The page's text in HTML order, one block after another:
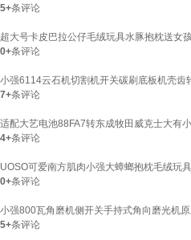
5+条评论
超大号卡皮巴拉公仔毛绒玩具水豚抱枕送女
0+条评论
小强6114云石机切割机开关碳刷底板机壳齿
7+条评论
适配大艺电池88FA7转东成牧田威克士大有
4+条评论
UOSO可爱南方肌肉小强大蟑螂抱枕毛绒玩
0+条评论
小强800瓦角磨机侧开关手持式角向磨光机
5+条评论